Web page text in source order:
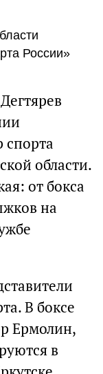
России»
спорта
области.
от бокса
на
В боксе
Ермолин,
в